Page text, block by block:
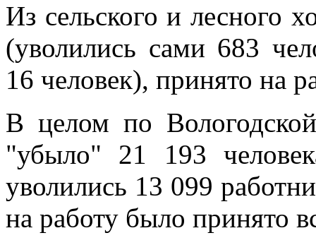
Из сельского и лесного
(уволились сами 683
16 человек), принято на
В целом по
"убыло" 21 193
уволились 13 099
на работу было принято